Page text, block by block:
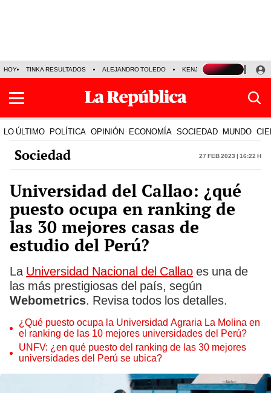
HOY TINKA RESULTADOS ALEJANDRO TOLEDO KENJI FUJIMORI
LO ÚLTIMO POLÍTICA OPINIÓN ECONOMÍA SOCIEDAD MUNDO
Sociedad 27 Feb 2023 | 16:22 h
Universidad del Callao: ¿qué
puesto ocupa en ranking de
las 30 mejores casas de
estudio del Perú?
La Universidad Nacional del Callao es una de
las más prestigiosas del país, según
Webometrics. Revisa todos los detalles.
¿Qué puesto ocupa la Universidad Agraria La Molina en
el ranking de las 10 mejores universidades del Perú?
UNFV: ¿en qué puesto del ranking de las 30 mejores
universidades del Perú se ubica?